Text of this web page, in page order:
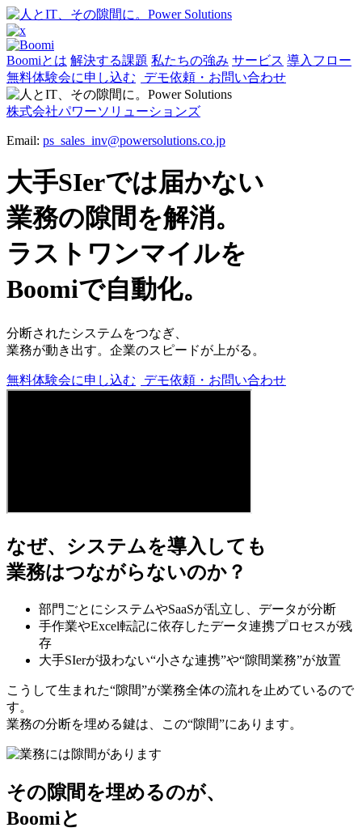
Boomiとは 解決する課題 私たちの強み サービス 導入フロー
無料体験会に申し込む
デモ依頼・お問い合わせ
株式会社パワーソリューションズ
Email: ps_sales_inv@powersolutions.co.jp
大手SIerでは届かない
業務の隙間を解消。
ラストワンマイルを
Boomiで自動化。
分断されたシステムをつなぎ、
業務が動き出す。企業のスピードが上がる。
無料体験会に申し込む デモ依頼・お問い合わせ
なぜ、システムを導入しても
業務はつながらないのか？
部門ごとにシステムやSaaSが乱立し、データが分断
手作業やExcel転記に依存したデータ連携プロセスが残
存
大手SIerが扱わない“小さな連携”や“隙間業務”が放置
こうして生まれた“隙間”が業務全体の流れを止めているので
す。
業務の分断を埋める鍵は、この“隙間”にあります。
その隙間を埋めるのが、
Boomiと